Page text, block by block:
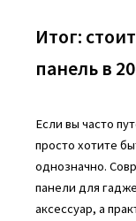
Итог:
панель в
Если вы часто
просто хотите
однозначно.
панели для
аксессуар, а